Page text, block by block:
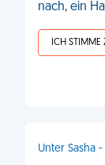
nach, ein
Unter Sasha -